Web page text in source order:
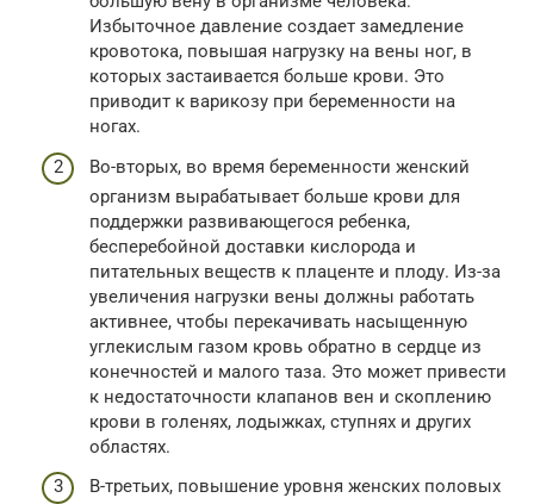
Избыточное давление создает замедление
кровотока, повышая нагрузку на вены ног, в
которых застаивается больше крови. Это
приводит к варикозу при беременности на
ногах.
Во-вторых, во время беременности женский
организм вырабатывает больше крови для
поддержки развивающегося ребенка,
бесперебойной доставки кислорода и
питательных веществ к плаценте и плоду. Из-за
увеличения нагрузки вены должны работать
активнее, чтобы перекачивать насыщенную
углекислым газом кровь обратно в сердце из
конечностей и малого таза. Это может привести
к недостаточности клапанов вен и скоплению
крови в голенях, лодыжках, ступнях и других
областях.
В-третьих, повышение уровня женских половых